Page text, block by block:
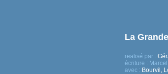
La
realisé par :
écriture :
avec : Bourvil,